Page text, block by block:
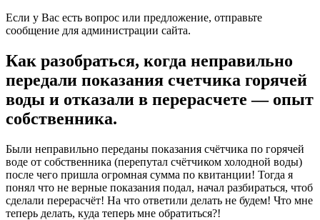
Если у Вас есть вопрос или предложение, отправьте
сообщение для администрации сайта.
Как разобраться, когда неправильно
передали показания счетчика горячей
воды и отказали в перерасчете — опыт
собственника.
Были неправильно переданы показания счётчика по горячей
воде от собственника (перепутал счётчиком холодной воды)
после чего пришла огромная сумма по квитанции! Тогда я
понял что не верные показания подал, начал разбираться, чтоб
сделали перерасчёт! На что ответили делать не будем! Что мне
теперь делать, куда теперь мне обратиться?!